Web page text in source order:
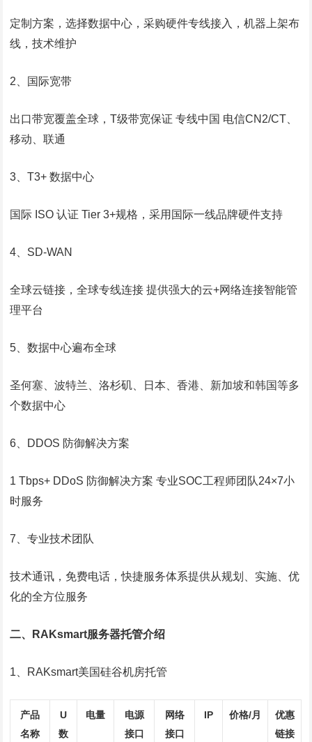
定制方案，选择数据中心，采购硬件专线接入，机器上架布
线，技术维护
2、国际宽带
出口带宽覆盖全球，T级带宽保证 专线中国 电信CN2/CT、
移动、联通
3、T3+ 数据中心
国际 ISO 认证 Tier 3+规格，采用国际一线品牌硬件支持
4、SD-WAN
全球云链接，全球专线连接 提供强大的云+网络连接智能管
理平台
5、数据中心遍布全球
圣何塞、波特兰、洛杉矶、日本、香港、新加坡和韩国等多
个数据中心
6、DDOS 防御解决方案
1 Tbps+ DDoS 防御解决方案 专业SOC工程师团队24×7小
时服务
7、专业技术团队
技术通讯，免费电话，快捷服务体系提供从规划、实施、优
化的全方位服务
二、RAKsmart服务器托管介绍
1、RAKsmart美国硅谷机房托管
产品
名称
U
数
电量
电源
接口
网络
接口
IP 价格/月
优惠
链接